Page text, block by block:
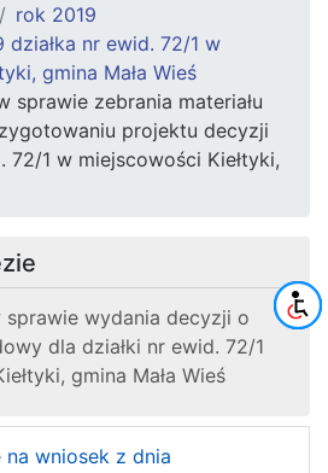
rok 2019
działka nr ewid. 72/1 w
gmina Mała Wieś
sprawie zebrania materiału
projektu decyzji
72/1 w miejscowości Kiełtyki,
sprawie wydania decyzji o
dla działki nr ewid. 72/1
gmina Mała Wieś
na wniosek z dnia